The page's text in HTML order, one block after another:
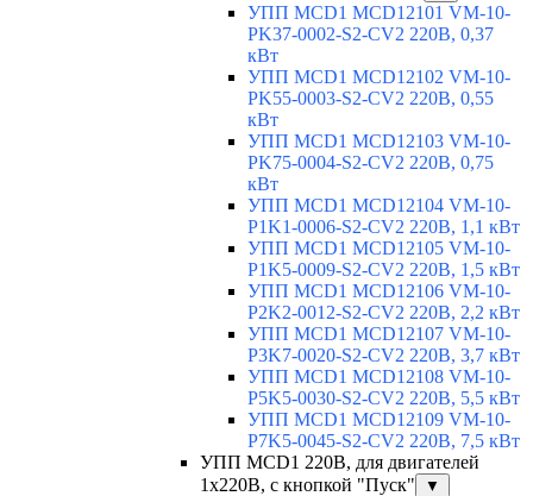
УПП MCD1 MCD12101 VM-10-
PK37-0002-S2-CV2 220В, 0,37
кВт
УПП MCD1 MCD12102 VM-10-
PK55-0003-S2-CV2 220В, 0,55
кВт
УПП MCD1 MCD12103 VM-10-
PK75-0004-S2-CV2 220В, 0,75
кВт
УПП MCD1 MCD12104 VM-10-
P1K1-0006-S2-CV2 220В, 1,1 кВт
УПП MCD1 MCD12105 VM-10-
P1K5-0009-S2-CV2 220В, 1,5 кВт
УПП MCD1 MCD12106 VM-10-
P2K2-0012-S2-CV2 220В, 2,2 кВт
УПП MCD1 MCD12107 VM-10-
P3K7-0020-S2-CV2 220В, 3,7 кВт
УПП MCD1 MCD12108 VM-10-
P5K5-0030-S2-CV2 220В, 5,5 кВт
УПП MCD1 MCD12109 VM-10-
P7K5-0045-S2-CV2 220В, 7,5 кВт
УПП MCD1 220В, для двигателей
1х220В, с кнопкой "Пуск"
▼